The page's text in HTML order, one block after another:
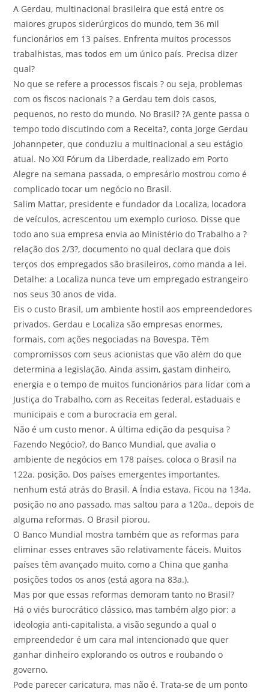
A Gerdau, multinacional brasileira que está entre os
maiores grupos siderúrgicos do mundo, tem 36 mil
funcionários em 13 países. Enfrenta muitos processos
trabalhistas, mas todos em um único país. Precisa dizer
qual?
No que se refere a processos fiscais ? ou seja, problemas
com os fiscos nacionais ? a Gerdau tem dois casos,
pequenos, no resto do mundo. No Brasil? ?A gente passa o
tempo todo discutindo com a Receita?, conta Jorge Gerdau
Johannpeter, que conduziu a multinacional a seu estágio
atual. No XXI Fórum da Liberdade, realizado em Porto
Alegre na semana passada, o empresário mostrou como é
complicado tocar um negócio no Brasil.
Salim Mattar, presidente e fundador da Localiza, locadora
de veículos, acrescentou um exemplo curioso. Disse que
todo ano sua empresa envia ao Ministério do Trabalho a ?
relação dos 2/3?, documento no qual declara que dois
terços dos empregados são brasileiros, como manda a lei.
Detalhe: a Localiza nunca teve um empregado estrangeiro
nos seus 30 anos de vida.
Eis o custo Brasil, um ambiente hostil aos empreendedores
privados. Gerdau e Localiza são empresas enormes,
formais, com ações negociadas na Bovespa. Têm
compromissos com seus acionistas que vão além do que
determina a legislação. Ainda assim, gastam dinheiro,
energia e o tempo de muitos funcionários para lidar com a
Justiça do Trabalho, com as Receitas federal, estaduais e
municipais e com a burocracia em geral.
Não é um custo menor. A última edição da pesquisa ?
Fazendo Negócio?, do Banco Mundial, que avalia o
ambiente de negócios em 178 países, coloca o Brasil na
122a. posição. Dos países emergentes importantes,
nenhum está atrás do Brasil. A Índia estava. Ficou na 134a.
posição no ano passado, mas saltou para a 120a., depois de
alguma reformas. O Brasil piorou.
O Banco Mundial mostra também que as reformas para
eliminar esses entraves são relativamente fáceis. Muitos
países têm avançado muito, como a China que ganha
posições todos os anos (está agora na 83a.).
Mas por que essas reformas demoram tanto no Brasil?
Há o viés burocrático clássico, mas também algo pior: a
ideologia anti-capitalista, a visão segundo a qual o
empreendedor é um cara mal intencionado que quer
ganhar dinheiro explorando os outros e roubando o
governo.
Pode parecer caricatura, mas não é. Trata-se de um ponto